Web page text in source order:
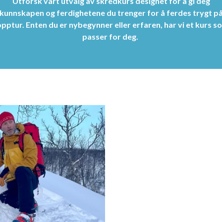
og ferdighetene du trenger for å ferdes trygt
Enten du er nybegynner eller erfaren, har vi et kurs
passer for deg.